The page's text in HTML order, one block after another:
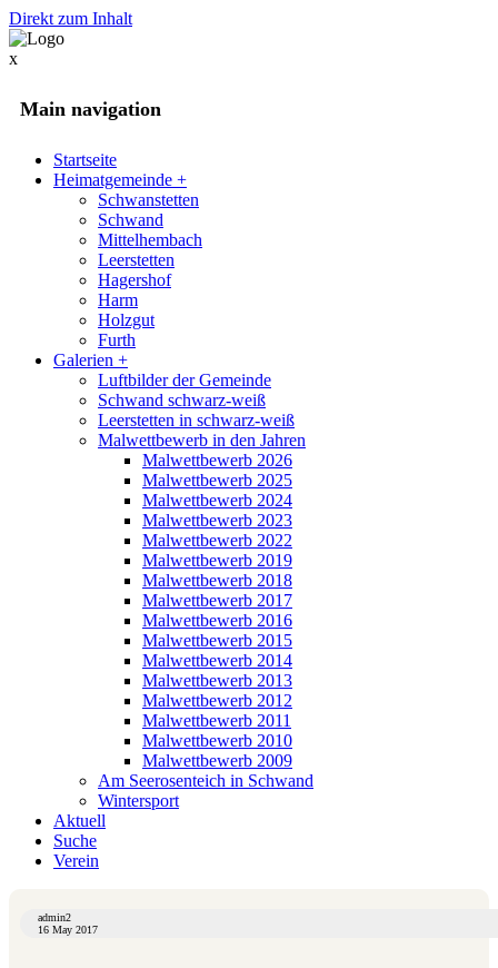
Direkt zum Inhalt
x
Main navigation
Startseite
Heimatgemeinde +
Schwanstetten
Schwand
Mittelhembach
Leerstetten
Hagershof
Harm
Holzgut
Furth
Galerien +
Luftbilder der Gemeinde
Schwand schwarz-weiß
Leerstetten in schwarz-weiß
Malwettbewerb in den Jahren
Malwettbewerb 2026
Malwettbewerb 2025
Malwettbewerb 2024
Malwettbewerb 2023
Malwettbewerb 2022
Malwettbewerb 2019
Malwettbewerb 2018
Malwettbewerb 2017
Malwettbewerb 2016
Malwettbewerb 2015
Malwettbewerb 2014
Malwettbewerb 2013
Malwettbewerb 2012
Malwettbewerb 2011
Malwettbewerb 2010
Malwettbewerb 2009
Am Seerosenteich in Schwand
Wintersport
Aktuell
Suche
Verein
admin2
16 May 2017